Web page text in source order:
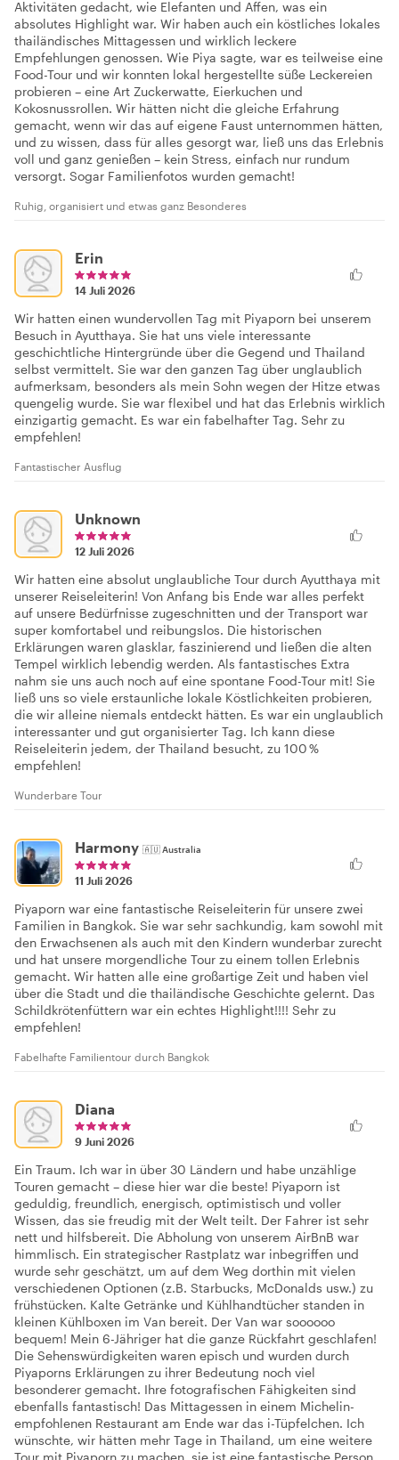
Aktivitäten gedacht, wie Elefanten und Affen, was ein
absolutes Highlight war. Wir haben auch ein köstliches lokales
thailändisches Mittagessen und wirklich leckere
Empfehlungen genossen. Wie Piya sagte, war es teilweise eine
Food-Tour und wir konnten lokal hergestellte süße Leckereien
probieren – eine Art Zuckerwatte, Eierkuchen und
Kokosnussrollen. Wir hätten nicht die gleiche Erfahrung
gemacht, wenn wir das auf eigene Faust unternommen hätten,
und zu wissen, dass für alles gesorgt war, ließ uns das Erlebnis
voll und ganz genießen – kein Stress, einfach nur rundum
versorgt. Sogar Familienfotos wurden gemacht!
Ruhig, organisiert und etwas ganz Besonderes
Erin
14 Juli 2026
Wir hatten einen wundervollen Tag mit Piyaporn bei unserem
Besuch in Ayutthaya. Sie hat uns viele interessante
geschichtliche Hintergründe über die Gegend und Thailand
selbst vermittelt. Sie war den ganzen Tag über unglaublich
aufmerksam, besonders als mein Sohn wegen der Hitze etwas
quengelig wurde. Sie war flexibel und hat das Erlebnis wirklich
einzigartig gemacht. Es war ein fabelhafter Tag. Sehr zu
empfehlen!
Fantastischer Ausflug
Unknown
12 Juli 2026
Wir hatten eine absolut unglaubliche Tour durch Ayutthaya mit
unserer Reiseleiterin! Von Anfang bis Ende war alles perfekt
auf unsere Bedürfnisse zugeschnitten und der Transport war
super komfortabel und reibungslos. Die historischen
Erklärungen waren glasklar, faszinierend und ließen die alten
Tempel wirklich lebendig werden. Als fantastisches Extra
nahm sie uns auch noch auf eine spontane Food-Tour mit! Sie
ließ uns so viele erstaunliche lokale Köstlichkeiten probieren,
die wir alleine niemals entdeckt hätten. Es war ein unglaublich
interessanter und gut organisierter Tag. Ich kann diese
Reiseleiterin jedem, der Thailand besucht, zu 100 %
empfehlen!
Wunderbare Tour
Harmony 🇦🇺Australia
11 Juli 2026
Piyaporn war eine fantastische Reiseleiterin für unsere zwei
Familien in Bangkok. Sie war sehr sachkundig, kam sowohl mit
den Erwachsenen als auch mit den Kindern wunderbar zurecht
und hat unsere morgendliche Tour zu einem tollen Erlebnis
gemacht. Wir hatten alle eine großartige Zeit und haben viel
über die Stadt und die thailändische Geschichte gelernt. Das
Schildkrötenfüttern war ein echtes Highlight!!!! Sehr zu
empfehlen!
Fabelhafte Familientour durch Bangkok
Diana
9 Juni 2026
Ein Traum. Ich war in über 30 Ländern und habe unzählige
Touren gemacht – diese hier war die beste! Piyaporn ist
geduldig, freundlich, energisch, optimistisch und voller
Wissen, das sie freudig mit der Welt teilt. Der Fahrer ist sehr
nett und hilfsbereit. Die Abholung von unserem AirBnB war
himmlisch. Ein strategischer Rastplatz war inbegriffen und
wurde sehr geschätzt, um auf dem Weg dorthin mit vielen
verschiedenen Optionen (z.B. Starbucks, McDonalds usw.) zu
frühstücken. Kalte Getränke und Kühlhandtücher standen in
kleinen Kühlboxen im Van bereit. Der Van war soooooo
bequem! Mein 6-Jähriger hat die ganze Rückfahrt geschlafen!
Die Sehenswürdigkeiten waren episch und wurden durch
Piyaporns Erklärungen zu ihrer Bedeutung noch viel
besonderer gemacht. Ihre fotografischen Fähigkeiten sind
ebenfalls fantastisch! Das Mittagessen in einem Michelin-
empfohlenen Restaurant am Ende war das i-Tüpfelchen. Ich
wünschte, wir hätten mehr Tage in Thailand, um eine weitere
Tour mit Piyaporn zu machen, sie ist eine fantastische Person.